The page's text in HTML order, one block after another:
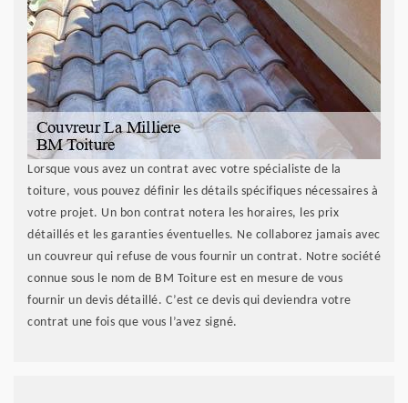
Lorsque vous avez un contrat avec votre spécialiste de la
toiture, vous pouvez définir les détails spécifiques nécessaires à
votre projet. Un bon contrat notera les horaires, les prix
détaillés et les garanties éventuelles. Ne collaborez jamais avec
un couvreur qui refuse de vous fournir un contrat. Notre société
connue sous le nom de BM Toiture est en mesure de vous
fournir un devis détaillé. C’est ce devis qui deviendra votre
contrat une fois que vous l’avez signé.